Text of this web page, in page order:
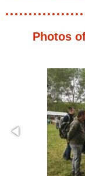
Photos